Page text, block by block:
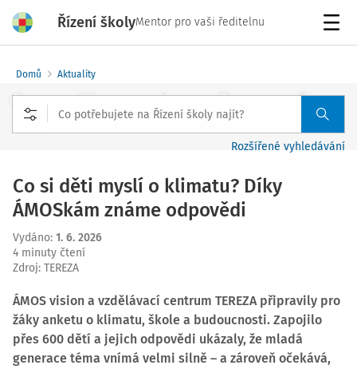
Řízení školyMentor pro vaši ředitelnu
Domů Aktuality
Rozšířené vyhledávání
Co si děti myslí o klimatu? Díky
ÁMOSkám známe odpovědi
Vydáno: 1. 6. 2026
4 minuty čtení
Zdroj: TEREZA
ÁMOS vision a vzdělávací centrum TEREZA připravily pro
žáky anketu o klimatu, škole a budoucnosti. Zapojilo
přes 600 dětí a jejich odpovědi ukázaly, že mladá
generace téma vnímá velmi silně – a zároveň očekává,